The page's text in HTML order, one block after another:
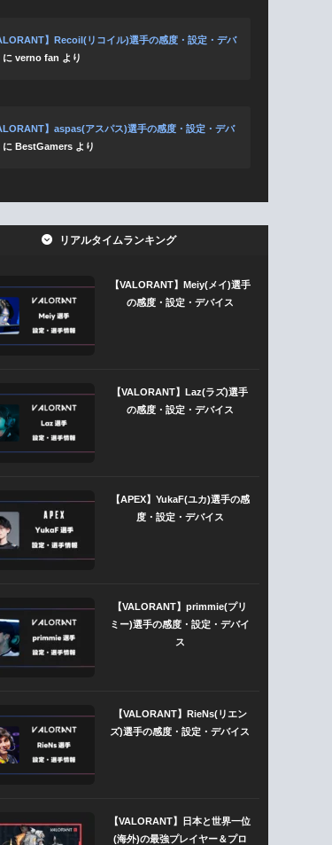
】Recoil(リコイル)選手の感度・設定・デバ
に verno fan より
】aspas(アスパス)選手の感度・設定・デバ
に BestGamers より
リアルタイムランキング
【VALORANT】Meiy(メイ)選手
の感度・設定・デバイス
【VALORANT】Laz(ラズ)選手
の感度・設定・デバイス
【APEX】YukaF(ユカ)選手の感
度・設定・デバイス
【VALORANT】primmie(プリ
ミー)選手の感度・設定・デバイ
ス
【VALORANT】RieNs(リエン
ズ)選手の感度・設定・デバイス
【VALORANT】日本と世界一位
(海外)の最強プレイヤー＆プロ